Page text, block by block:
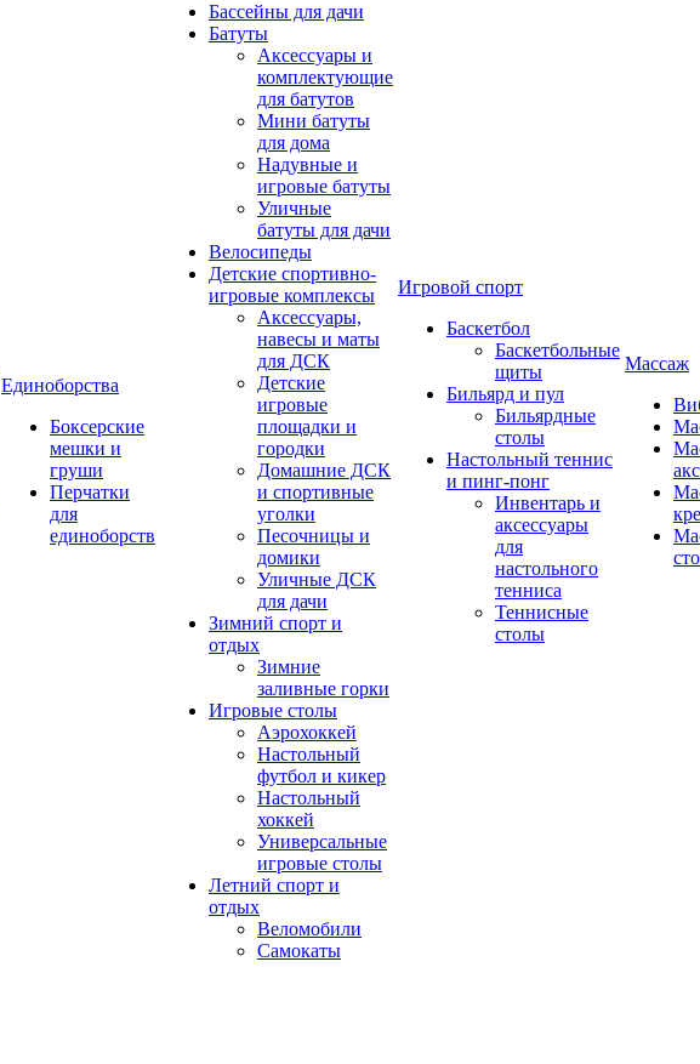
Единоборства
Боксерские
мешки и
груши
Перчатки
для
единоборств
Бассейны для дачи
Батуты
Аксессуары и
комплектующие
для батутов
Мини батуты
для дома
Надувные и
игровые батуты
Уличные
батуты для дачи
Велосипеды
Детские спортивно-
игровые комплексы
Аксессуары,
навесы и маты
для ДСК
Детские
игровые
площадки и
городки
Домашние ДСК
и спортивные
уголки
Песочницы и
домики
Уличные ДСК
для дачи
Зимний спорт и
отдых
Зимние
заливные горки
Игровые столы
Аэрохоккей
Настольный
футбол и кикер
Настольный
хоккей
Универсальные
игровые столы
Летний спорт и
отдых
Веломобили
Самокаты
Игровой спорт
Баскетбол
Баскетбольные
щиты
Бильярд и пул
Бильярдные
столы
Настольный теннис
и пинг-понг
Инвентарь и
аксессуары
для
настольного
тенниса
Теннисные
столы
Массаж